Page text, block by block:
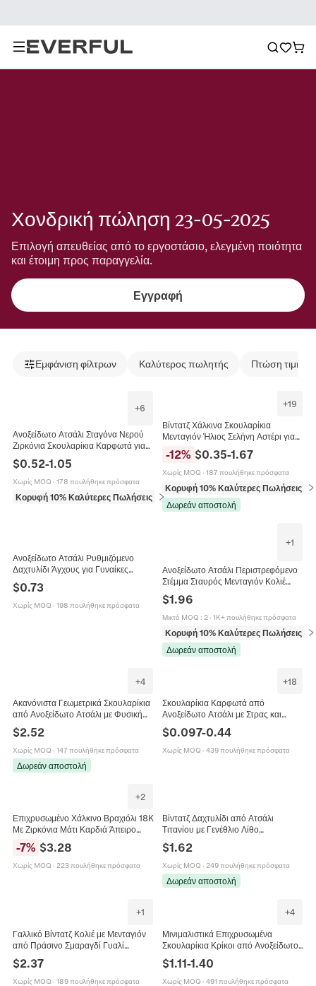
Χονδρική πώληση 23-05-2025
Επιλογή απευθείας από το εργοστάσιο, ελεγμένη ποιότητα
και έτοιμη προς παραγγελία.
Εγγραφή
Εμφάνιση φίλτρων Καλύτερος πωλητής Πτώση τιμής
+6
Ανοξείδωτο Ατσάλι Σταγόνα Νερού
Ζιρκόνια Σκουλαρίκια Καρφωτά για
Σχήμα Καρδιάς Κοσμήματα
$0.52-1.05
Χωρίς MOQ · 178 πουλήθηκε πρόσφατα
Κορυφή 10% Καλύτερες Πωλήσεις σε Σκουλαρίκια
+19
Βίντατζ Χάλκινα Σκουλαρίκια
Μενταγιόν Ήλιος Σελήνη Αστέρι για
Γυναίκες Δυτικού Στυλ Ασύμμετρα
Ουράνια Κοσμήματα με Στρας
Γαλβανισμένα Σκουλαρίκια Καρφωτά
-12% $0.35-1.67
Χωρίς MOQ · 187 πουλήθηκε πρόσφατα
Κορυφή 10% Καλύτερες Πωλήσεις
Δωρεάν αποστολή
Ανοξείδωτο Ατσάλι Ρυθμιζόμενο
Δαχτυλίδι Άγχους για Γυναίκες
Άνδρες Δαχτυλίδι Fidget Με
Περιστρεφόμενες Χάντρες Σμάλτου
Κόσμημα
$0.73
Χωρίς MOQ · 198 πουλήθηκε πρόσφατα
+1
Ανοξείδωτο Ατσάλι Περιστρεφόμενο
Στέμμα Σταυρός Μενταγιόν Κολιέ
Γαλβανισμένο Ένθετο Λευκό Στρας
Μόδα Κοσμήματα για Γυναίκες
$1.96
Μικτό MOQ : 2· 1K+ πουλήθηκε πρόσφατα
Κορυφή 10% Καλύτερες Πωλήσεις
Δωρεάν αποστολή
+4
Ακανόνιστα Γεωμετρικά Σκουλαρίκια
από Ανοξείδωτο Ατσάλι με Φυσική
Αγίου Πατρικίου
$2.52
Χωρίς MOQ · 147 πουλήθηκε πρόσφατα
Δωρεάν αποστολή
+18
Σκουλαρίκια Καρφωτά από
Ανοξείδωτο Ατσάλι με Στρας και
Στρογγυλά Κοσμήματα
$0.097-0.44
Χωρίς MOQ · 439 πουλήθηκε πρόσφατα
+2
Επιχρυσωμένο Χάλκινο Βραχιόλι 18K
Με Ζιρκόνια Μάτι Καρδιά Άπειρο
Σχέδιο Μποέμ Ρυθμιζόμενα
Κοσμήματα για Γυναίκες Άνδρες
-7% $3.28
Χωρίς MOQ · 223 πουλήθηκε πρόσφατα
Βίντατζ Δαχτυλίδι από Ατσάλι
Τιτανίου με Γενέθλιο Λίθο
Ρυθμιζόμενο Χρυσό Γεωμετρικό
Στρας Δαχτυλίδι Δώρο
$1.62
Χωρίς MOQ · 249 πουλήθηκε πρόσφατα
Δωρεάν αποστολή
+1
Γαλλικό Βίντατζ Κολιέ με Μενταγιόν
από Πράσινο Σμαραγδί Γυαλί
Αλυσιδάκι Γυναικεία Κοσμήματα
$2.37
Χωρίς MOQ · 189 πουλήθηκε πρόσφατα
+4
Μινιμαλιστικά Επιχρυσωμένα
Σκουλαρίκια Κρίκοι από Ανοξείδωτο
Στρογγυλά Κοσμήματα Μόδας
$1.11-1.40
Χωρίς MOQ · 491 πουλήθηκε πρόσφατα